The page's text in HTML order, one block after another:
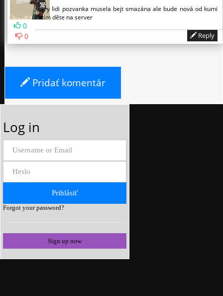
0
0
sorry lidi pozvanka musela bejt smazána ale bude nová od kumi
zatim děte na server
Reply
Pridať komentár
Log in
Forgot your password?
Sign up now